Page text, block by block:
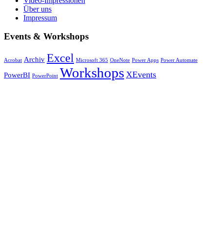
Über uns
Impressum
Events & Workshops
Acrobat Archiv Excel Microsoft 365 OneNote Power Apps Power Automate
PowerBI PowerPoint Workshops XEvents